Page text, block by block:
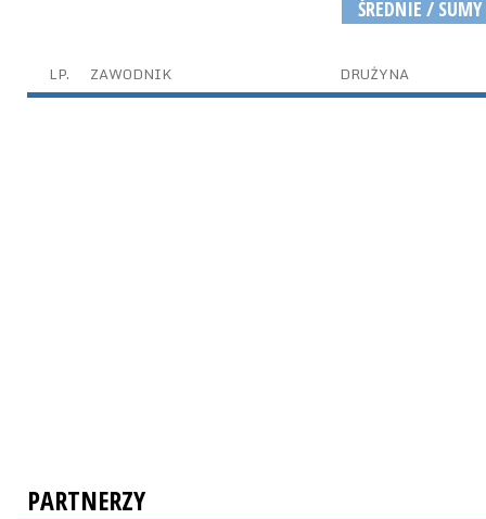
ŚREDNIE / SUMY
LP. ZAWODNIK DRUŻYNA
PARTNERZY